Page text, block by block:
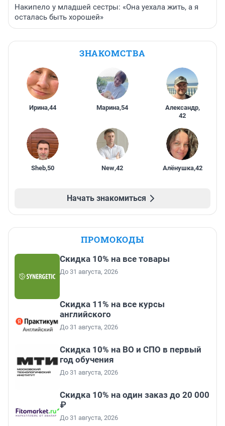
Накипело у младшей сестры: «Она уехала жить, а я
осталась быть хорошей»
ЗНАКОМСТВА
Ирина,44 Марина,54 Александр,
42
Sheb,50 New,42 Алёнушка,42
Начать знакомиться
ПРОМОКОДЫ
Скидка 10% на все товары
До 31 августа, 2026
Скидка 11% на все курсы
английского
До 31 августа, 2026
Скидка 10% на ВО и СПО в первый
год обучения
До 31 августа, 2026
Скидка 10% на один заказ до 20 000
₽
До 31 августа, 2026